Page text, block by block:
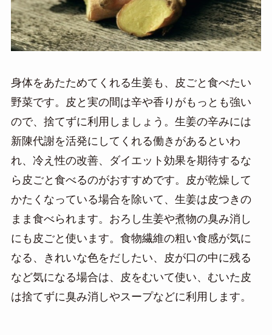
身体をあたためてくれる生姜も、皮ごと食べたい
野菜です。
皮と実の間は辛や香りがもっとも強い
ので、捨てずに利用しましょう。生姜の辛みには
新陳代謝を活発にしてくれる働きがあるといわ
れ、冷え性の改善、ダイエット効果を期待するな
ら皮ごと食べるのがおすすめです。
皮が乾燥して
かたくなっている場合を除いて、生姜は皮つきの
まま食べられます。おろし生姜や煮物の臭み消し
にも皮ごと使います。食物繊維の粗い食感が気に
なる、きれいな色をだしたい、皮が口の中に残る
など気になる場合は、皮をむいて使い、むいた皮
は捨てずに臭み消しやスープなどに利用します。